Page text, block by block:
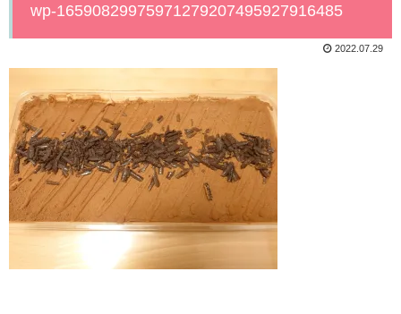
wp-16590829975971279207495927916485
2022.07.29